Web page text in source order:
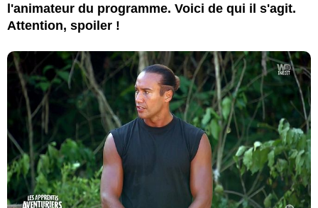
l'animateur du programme. Voici de qui il s'agit.
Attention, spoiler !